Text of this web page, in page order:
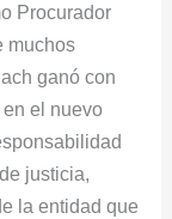
Procurador
muchos
ganó con
el nuevo
justicia,
la entidad que